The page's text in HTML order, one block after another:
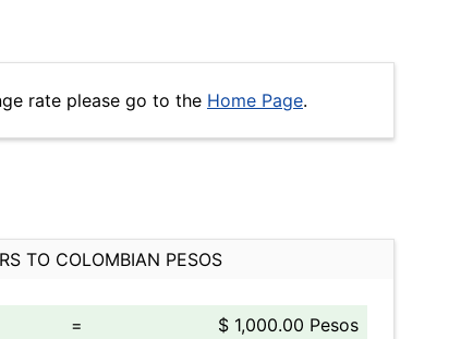
rate please go to the Home Page.
TO COLOMBIAN PESOS
=
$ 1,000.00 Pesos